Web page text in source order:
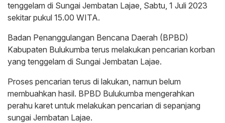
tenggelam di Sungai Jembatan Lajae, Sabtu, 1 Juli 2023
sekitar pukul 15.00 WITA.
Badan Penanggulangan Bencana Daerah (BPBD)
Kabupaten Bulukumba terus melakukan pencarian korban
yang tenggelam di Sungai Jembatan Lajae.
Proses pencarian terus di lakukan, namun belum
membuahkan hasil. BPBD Bulukumba mengerahkan
perahu karet untuk melakukan pencarian di sepanjang
sungai Jembatan Lajae.